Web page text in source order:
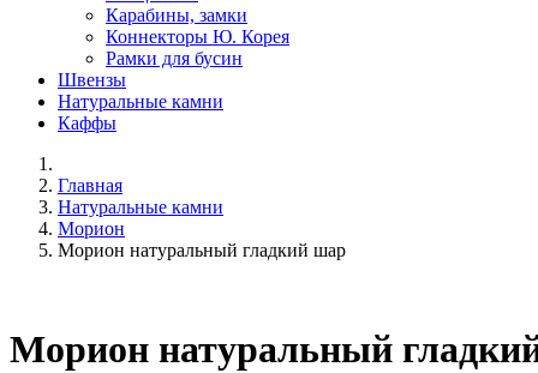
Карабины, замки
Коннекторы Ю. Корея
Рамки для бусин
Швензы
Натуральные камни
Каффы
Главная
Натуральные камни
Морион
Морион натуральный гладкий шар
Морион натуральный